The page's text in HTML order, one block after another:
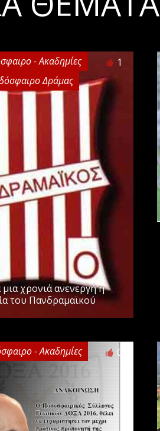
- Ακαδημίες
Δράμας
1
χρονιά ανενεργή η
του Πανδραμαϊκού
- Ακαδημίες 0